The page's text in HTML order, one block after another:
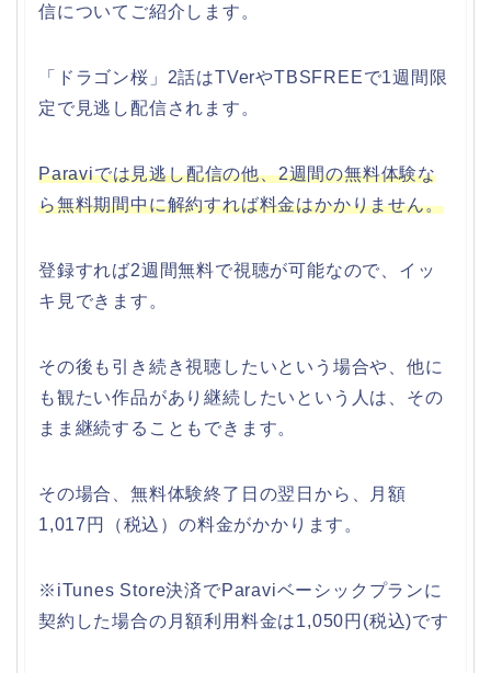
信についてご紹介します。
「ドラゴン桜」2話はTVerやTBSFREEで1週間限
定で見逃し配信されます。
Paraviでは見逃し配信の他、2週間の無料体験な
ら無料期間中に解約すれば料金はかかりません。
登録すれば2週間無料で視聴が可能なので、イッ
キ見できます。
その後も引き続き視聴したいという場合や、他に
も観たい作品があり継続したいという人は、その
まま継続することもできます。
その場合、無料体験終了日の翌日から、月額
1,017円（税込）の料金がかかります。
※iTunes Store決済でParaviベーシックプランに
契約した場合の 月額利用料金は1,050円(税込)です